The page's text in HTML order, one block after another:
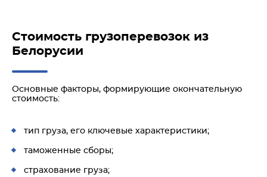
Стоимость грузоперевозок из
Белорусии
Основные факторы, формирующие окончательную
стоимость:
тип груза, его ключевые характеристики;
таможенные сборы;
страхование груза;